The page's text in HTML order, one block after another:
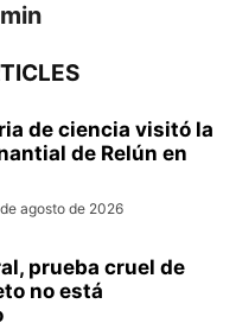
de ciencia visitó la
de Relún en
agosto de 2026
prueba cruel de
no está